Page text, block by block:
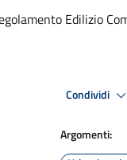
Edilizio
Condividi
Argomenti: